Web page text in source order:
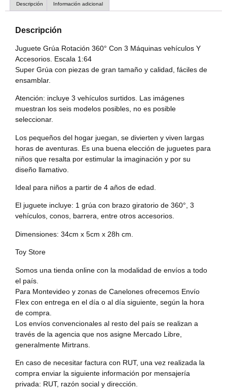
Descripción Información adicional
Descripción
Juguete Grúa Rotación 360° Con 3 Máquinas vehículos Y
Accesorios. Escala 1:64
Super Grúa con piezas de gran tamaño y calidad, fáciles de
ensamblar.
Atención: incluye 3 vehículos surtidos. Las imágenes
muestran los seis modelos posibles, no es posible
seleccionar.
Los pequeños del hogar juegan, se divierten y viven largas
horas de aventuras. Es una buena elección de juguetes para
niños que resalta por estimular la imaginación y por su
diseño llamativo.
Ideal para niños a partir de 4 años de edad.
El juguete incluye: 1 grúa con brazo giratorio de 360°, 3
vehículos, conos, barrera, entre otros accesorios.
Dimensiones: 34cm x 5cm x 28h cm.
Toy Store
Somos una tienda online con la modalidad de envíos a todo
el país.
Para Montevideo y zonas de Canelones ofrecemos Envío
Flex con entrega en el día o al día siguiente, según la hora
de compra.
Los envíos convencionales al resto del país se realizan a
través de la agencia que nos asigne Mercado Libre,
generalmente Mirtrans.
En caso de necesitar factura con RUT, una vez realizada la
compra enviar la siguiente información por mensajería
privada: RUT, razón social y dirección.